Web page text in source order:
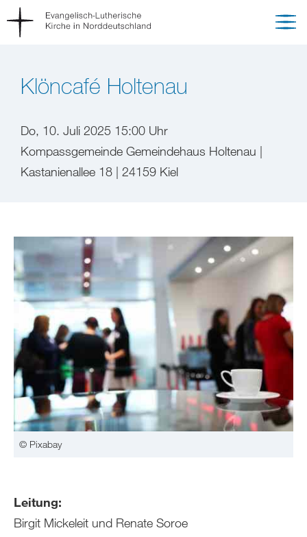
Klöncafé Holtenau
Do, 10. Juli 2025 15:00 Uhr
Kompassgemeinde Gemeindehaus Holtenau |
Kastanienallee 18 | 24159 Kiel
© Pixabay
Leitung:
Birgit Mickeleit und Renate Soroe